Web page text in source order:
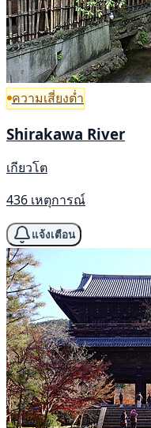
ความเสี่ยงต่ำ
Shirakawa River
เกียวโต
436 เหตุการณ์
แจ้งเตือน